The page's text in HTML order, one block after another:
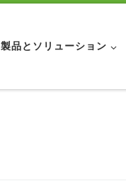
製品とソリューション